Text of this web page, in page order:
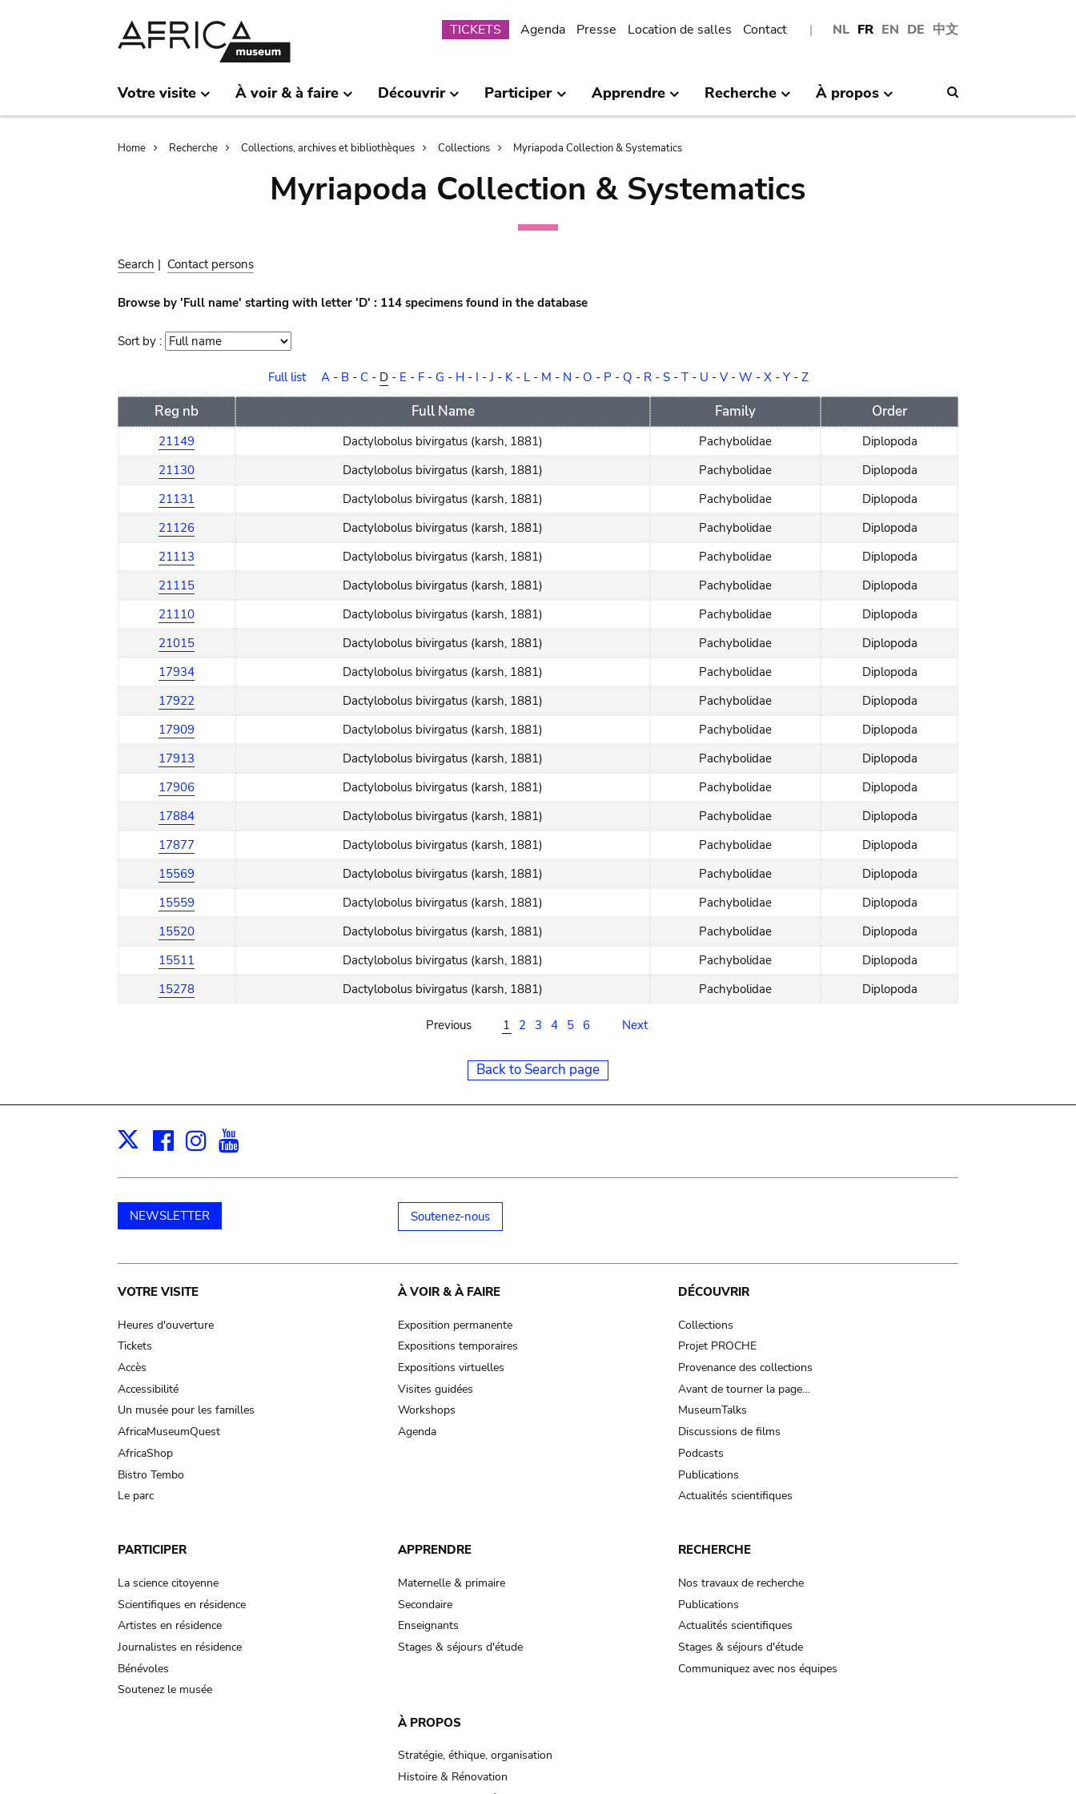
NL FR EN DE 中文
Submenu
TICKETS Agenda Presse Location de salles Contact
Votre visite À voir & à faire Découvrir Participer Apprendre Recherche À propos
Breadcrumb
Home Recherche Collections, archives et bibliothèques Collections Myriapoda Collection & Systematics
Myriapoda Collection & Systematics
Search | Contact persons
Browse by 'Full name' starting with letter 'D' : 114 specimens found in the database
Sort by : Sort
Full list
A- B- C- D- E - F- G - H- I -J - K- L- M - N - O - P - Q - R- S- T- U - V- W - X- Y- Z
Reg nb Full Name Family Order
21149 Dactylobolus bivirgatus (karsh, 1881) Pachybolidae
Diplopoda
21130
Dactylobolus bivirgatus (karsh, 1881) Pachybolidae
Diplopoda
21131
Dactylobolus bivirgatus (karsh, 1881) Pachybolidae
Diplopoda
21126
Dactylobolus bivirgatus (karsh, 1881) Pachybolidae
Diplopoda
21113
Dactylobolus bivirgatus (karsh, 1881) Pachybolidae
Diplopoda
21115
Dactylobolus bivirgatus (karsh, 1881) Pachybolidae
Diplopoda
21110
Dactylobolus bivirgatus (karsh, 1881) Pachybolidae
Diplopoda
21015
Dactylobolus bivirgatus (karsh, 1881) Pachybolidae
Diplopoda
17934
Dactylobolus bivirgatus (karsh, 1881) Pachybolidae
Diplopoda
17922
Dactylobolus bivirgatus (karsh, 1881) Pachybolidae
Diplopoda
17909
Dactylobolus bivirgatus (karsh, 1881) Pachybolidae
Diplopoda
17913
Dactylobolus bivirgatus (karsh, 1881) Pachybolidae
Diplopoda
17906
Dactylobolus bivirgatus (karsh, 1881) Pachybolidae
Diplopoda
17884
Dactylobolus bivirgatus (karsh, 1881) Pachybolidae
Diplopoda
17877
Dactylobolus bivirgatus (karsh, 1881) Pachybolidae
Diplopoda
15569
Dactylobolus bivirgatus (karsh, 1881) Pachybolidae
Diplopoda
15559
Dactylobolus bivirgatus (karsh, 1881) Pachybolidae
Diplopoda
15520
Dactylobolus bivirgatus (karsh, 1881) Pachybolidae
Diplopoda
15511
Dactylobolus bivirgatus (karsh, 1881) Pachybolidae
Diplopoda
15278
Dactylobolus bivirgatus (karsh, 1881) Pachybolidae Diplopoda
Previous 1 2 3 4 5 6 Next
Back to Search page
X Facebook
Instagram
NEWSLETTER Soutenez-nous
Main
navigation
VOTRE VISITE
Heures d'ouverture
Tickets
Accès
Accessibilité
Un musée pour les familles
AfricaMuseumQuest
AfricaShop
Bistro Tembo
Le parc
À VOIR & À FAIRE
Exposition permanente
Expositions temporaires
Expositions virtuelles
Visites guidées
Workshops
Agenda
DÉCOUVRIR
Collections
Projet PROCHE
Provenance des collections
Avant de tourner la page…
MuseumTalks
Discussions de films
Podcasts
Publications
Actualités scientifiques
PARTICIPER
La science citoyenne
Scientifiques en résidence
Artistes en résidence
Journalistes en résidence
Bénévoles
Soutenez le musée
APPRENDRE
Maternelle & primaire
Secondaire
Enseignants
Stages & séjours d'étude
RECHERCHE
Nos travaux de recherche
Publications
Actualités scientifiques
Stages & séjours d'étude
Communiquez avec nos équipes
À PROPOS
Stratégie, éthique, organisation
Histoire & Rénovation